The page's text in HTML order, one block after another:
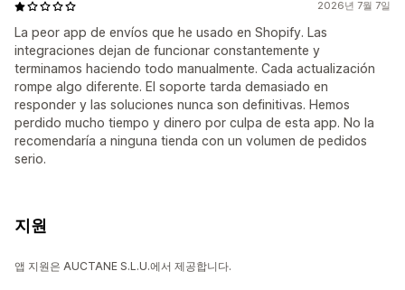
2026년 7월 7일
La peor app de envíos que he usado en Shopify. Las
integraciones dejan de funcionar constantemente y
terminamos haciendo todo manualmente. Cada actualización
rompe algo diferente. El soporte tarda demasiado en
responder y las soluciones nunca son definitivas. Hemos
perdido mucho tiempo y dinero por culpa de esta app. No la
recomendaría a ninguna tienda con un volumen de pedidos
serio.
지원
앱 지원은 AUCTANE S.L.U.에서 제공합니다.